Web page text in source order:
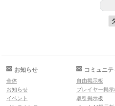
お知らせ
全体
お知らせ
イベント
コミュニテ
自由掲示板
プレイヤー掲示
取引掲示板